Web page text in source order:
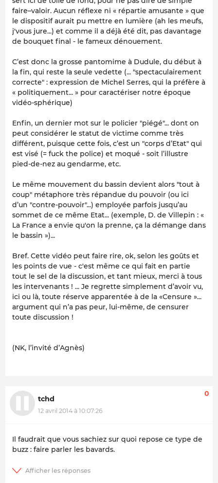
faire–valoir. Aucun réflexe ni « répartie amusante » que
le dispositif aurait pu mettre en lumière (ah les meufs,
j'vous jure...) et comme il a déjà été dit, pas davantage
de bouquet final - le fameux dénouement.
C’est donc la grosse pantomime à Dudule, du début à
la fin, qui reste la seule vedette (... "spectaculairement
correcte" : expression de Michel Serres, qui la préfère à
« politiquement... » pour caractériser notre époque
vidéo-sphérique)
Enfin, un dernier mot sur le policier "piégé"... dont on
peut considérer le statut de victime comme très
différent, puisque cette fois, c’est un "corps d’Etat" qui
est visé (= fuck the police) et moqué - soit l’illustre
pied-de-nez au gendarme, etc.
Le même mouvement du bassin devient alors "tout à
coup" métaphore très répandue du pouvoir (ou ici
d’un "contre-pouvoir"...) employée parfois jusqu’au
sommet de ce même Etat... (exemple, D. de Villepin : «
La France a envie qu'on la prenne, ça la démange dans
le bassin »)...
Bref. Cette vidéo peut faire rire, ok, selon les goûts et
les points de vue - c'est même ce qui fait en partie
tout le sel de la discussion, et tant mieux, merci à tous
les intervenants ! ... Je regrette simplement d’avoir vu,
ici ou là, toute réserve apparentée à de la «Censure »...
argument qui n’a pas peur, lui-même, de censurer
toute discussion !
(NK, l’invité d’Agnès)
tchd
12 avril 2014 à 10:07:26
0
Il faudrait que vous sachiez sur quoi repose ce type de
buzz : faire parler les bavards.